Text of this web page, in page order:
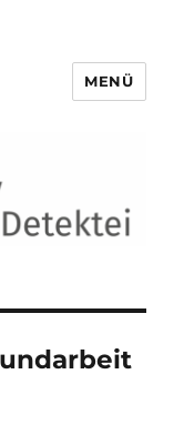
®
MENÜ